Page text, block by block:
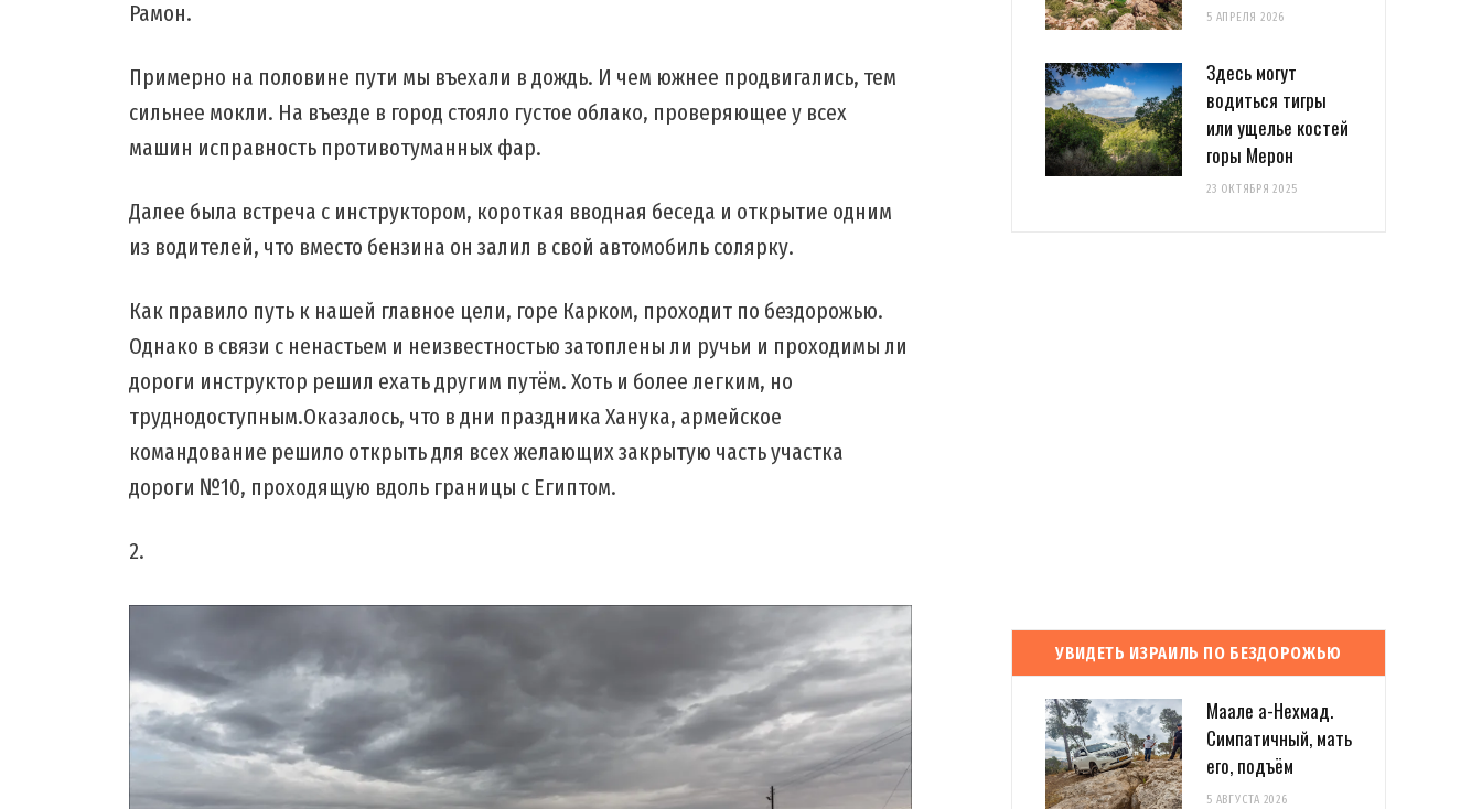
Рамон.
Примерно на половине пути мы въехали в дождь. И чем южнее продвигались, тем
сильнее мокли. На въезде в город стояло густое облако, проверяющее у всех
машин исправность противотуманных фар.
Далее была встреча с инструктором, короткая вводная беседа и открытие одним
из водителей, что вместо бензина он залил в свой автомобиль солярку.
Как правило путь к нашей главное цели, горе Карком, проходит по бездорожью.
Однако в связи с ненастьем и неизвестностью затоплены ли ручьи и проходимы ли
дороги инструктор решил ехать другим путём. Хоть и более легким, но
труднодоступным.Оказалось, что в дни праздника Ханука, армейское
командование решило открыть для всех желающих закрытую часть участка
дороги №10, проходящую вдоль границы с Египтом.
2.
5 АПРЕЛЯ 2026
Здесь могут
водиться тигры
или ущелье костей
горы Мерон
23 ОКТЯБРЯ 2025
УВИДЕТЬ ИЗРАИЛЬ ПО БЕЗДОРОЖЬЮ
Маале а-Нехмад.
Симпатичный, мать
его, подъём
5 АВГУСТА 2026